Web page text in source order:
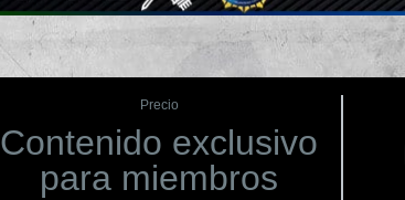
Precio
Contenido exclusivo
para miembros